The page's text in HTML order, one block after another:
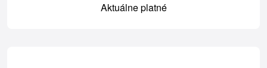
Aktuálne platné